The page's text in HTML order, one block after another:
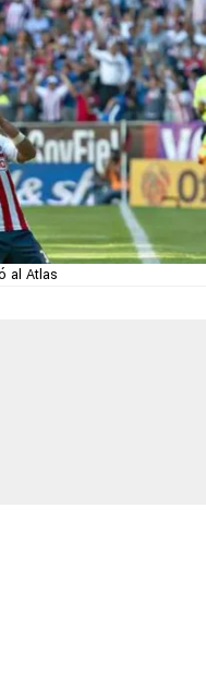
al Atlas